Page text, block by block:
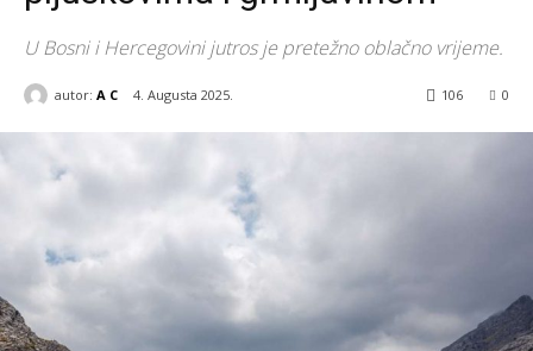
U Bosni i Hercegovini jutros je pretežno oblačno vrijeme.
autor: A C 4. Augusta 2025. 0
106